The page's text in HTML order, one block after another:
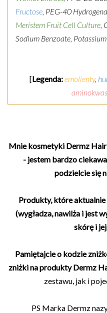
Fructose , PEG-40
Meristem Fruit Cell Culture
Sodium Benzoate,
[Legenda:emolienty,
Mnie kosmetyki Dermz
- jestem bardzo
podzielcie się
Produkty, które
(wygładza, nawilża i jest
skórę i
Pamiętajcie o kodzie
zniżki na produkty Dermz
zestawu, jak i
PS Marka Dermz